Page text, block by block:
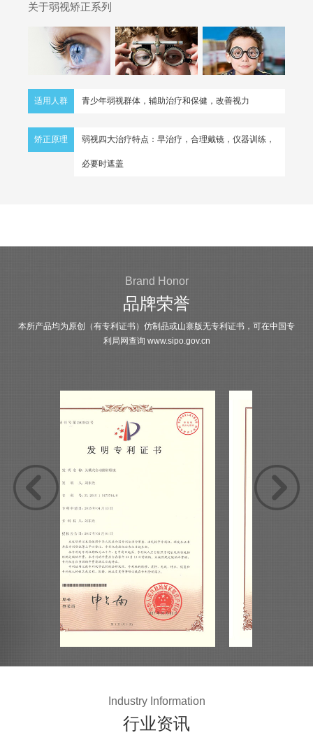
关于弱视矫正系列
适用人群 青少年弱视群体，辅助治疗和保健，改善视力
矫正原理 弱视四大治疗特点：早治疗，合理戴镜，仪器训练，
必要时遮盖
Brand Honor
品牌荣誉
本所产品均为原创（有专利证书）仿制品或山寨版无专利证书，可在中国专
利局网查询 www.sipo.gov.cn
Industry Information
行业资讯